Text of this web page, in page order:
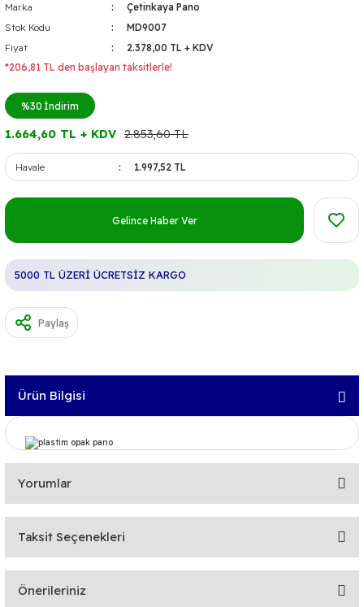
Marka
Çetinkaya Pano
Stok Kodu
MD9007
Fiyat
2.378,00 TL + KDV
*206,81 TL den başlayan taksitlerle!
%30 İndirim
1.664,60 TL + KDV 2.853,60 TL
Havale 1.997,52 TL
Gelince Haber Ver
5000 TL ÜZERİ ÜCRETSİZ KARGO
Paylaş
Ürün Bilgisi
Yorumlar
Bu ürüne ilk yorumu siz yapın!
Taksit Seçenekleri
Önerileriniz